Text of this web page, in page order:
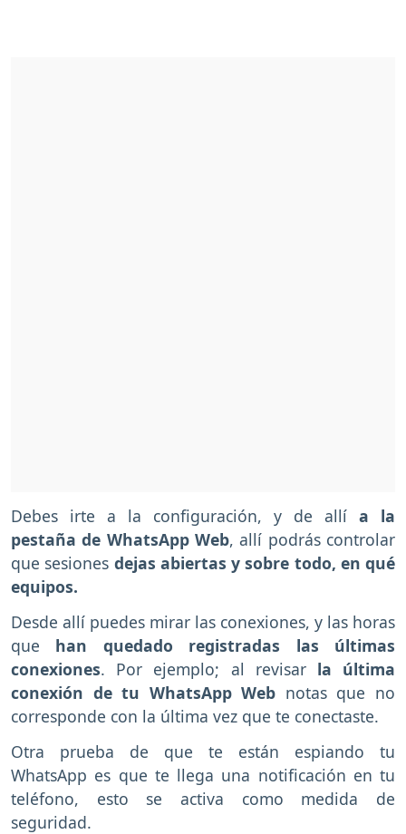
Debes irte a la configuración, y de allí a la
pestaña de WhatsApp Web, allí podrás controlar
que sesiones dejas abiertas y sobre todo, en qué
equipos.
Desde allí puedes mirar las conexiones, y las horas
que han quedado registradas las últimas
conexiones. Por ejemplo; al revisar la última
conexión de tu WhatsApp Web notas que no
corresponde con la última vez que te conectaste.
Otra prueba de que te están espiando tu
WhatsApp es que te llega una notificación en tu
teléfono, esto se activa como medida de
seguridad.